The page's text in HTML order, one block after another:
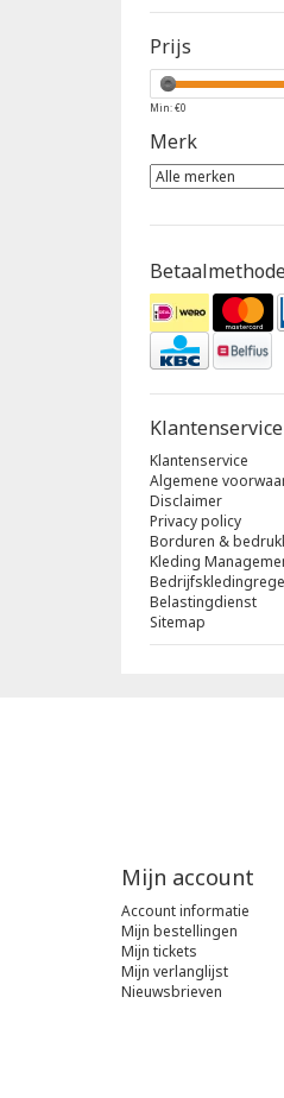
Prijs
Min: €0
Merk
Klantenservice
Klantenservice
Algemene
Disclaimer
Privacy policy
Borduren &
Kleding
Belastingdienst
Sitemap
Mijn account
Account informatie
Mijn bestellingen
Mijn tickets
Mijn verlanglijst
Nieuwsbrieven